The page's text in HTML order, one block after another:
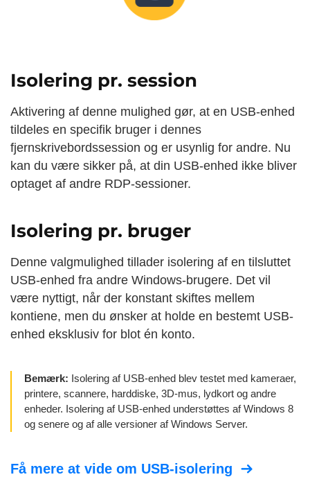
Isolering pr. session
Aktivering af denne mulighed gør, at en USB-enhed
tildeles en specifik bruger i dennes
fjernskrivebordssession og er usynlig for andre. Nu
kan du være sikker på, at din USB-enhed ikke bliver
optaget af andre RDP-sessioner.
Isolering pr. bruger
Denne valgmulighed tillader isolering af en tilsluttet
USB-enhed fra andre Windows-brugere. Det vil
være nyttigt, når der konstant skiftes mellem
kontiene, men du ønsker at holde en bestemt USB-
enhed eksklusiv for blot én konto.
Bemærk: Isolering af USB-enhed blev testet med kameraer,
printere, scannere, harddiske, 3D-mus, lydkort og andre
enheder. Isolering af USB-enhed understøttes af Windows 8
og senere og af alle versioner af Windows Server.
Få mere at vide om USB-isolering